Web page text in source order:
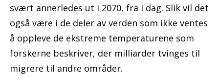
svært annerledes ut i 2070, fra i dag. Slik vil det
også være i de deler av verden som ikke ventes
å oppleve de ekstreme temperaturene som
forskerne beskriver, der milliarder tvinges til
migrere til andre områder.